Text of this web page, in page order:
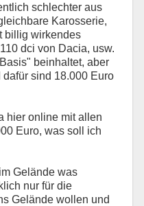
schlechter aus
Karosserie,
billig wirkendes
dci von Dacia, usw.
beinhaltet, aber
sind 18.000 Euro
hier online mit allen
Euro, was soll ich
Gelände was
nur für die
Gelände wollen und